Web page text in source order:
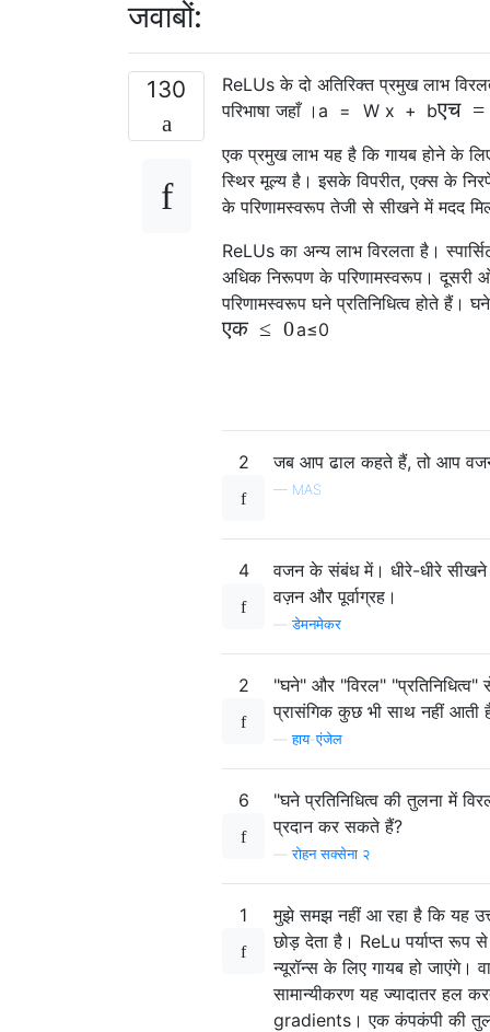
जवाबों:
130
ReLUs के दो अतिरिक्त प्रमुख लाभ
परिभाषा जहाँ । a = W x + bएच =
एक प्रमुख लाभ यह है कि गायब होने के
स्थिर मूल्य है। इसके विपरीत, एक्स के
के परिणामस्वरूप तेजी से सीखने में मदद
ReLUs का अन्य लाभ विरलता है।
अधिक निरूपण के परिणामस्वरूप। दूसरी
परिणामस्वरूप घने प्रतिनिधित्व होते हैं।
एक ≤ 0a≤0
2 जब आप ढाल कहते हैं, तो आप
— MAS
4
वजन के संबंध में। धीरे-धीरे सीखने
वज़न और पूर्वाग्रह।
—डेमनमेकर
2
"घने" और "विरल" "प्रतिनिधित्व"
प्रासंगिक कुछ भी साथ नहीं आती
—हाय-एंजेल
6
"घने प्रतिनिधित्व की तुलना में
प्रदान कर सकते हैं?
—रोहन सक्सेना २
1
मुझे समझ नहीं आ रहा है कि यह
छोड़ देता है। ReLu पर्याप्त
न्यूरॉन्स के लिए गायब हो जाएंगे।
सामान्यीकरण यह ज्यादातर हल
gradients। एक कंपकंपी की